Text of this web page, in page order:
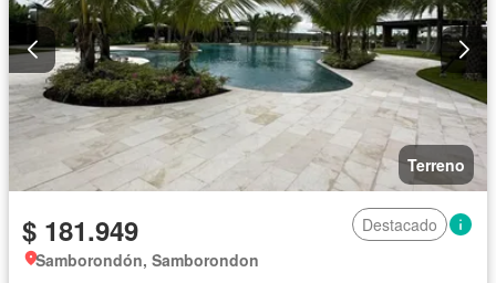
Terreno
$ 181.949
Destacado
Samborondón, Samborondon